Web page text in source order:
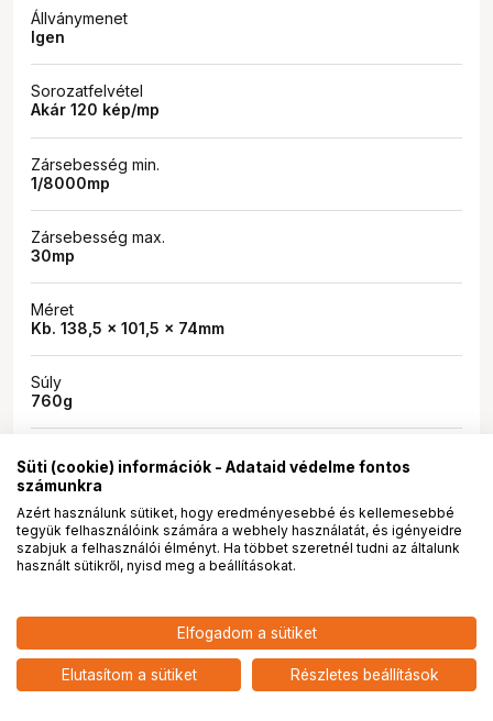
Állványmenet
Igen
Sorozatfelvétel
Akár 120 kép/mp
Zársebesség min.
1/8000mp
Zársebesség max.
30mp
Méret
Kb. 138,5 x 101,5 x 74mm
Súly
760g
1 objektíves szett
Szín
fekete
Kapcsolódó blogbejegyzések
Nikon Z6 III + 24-120mm f/4 S
MILC fényképezőgép szett
add
Süti (cookie) információk - Adataid védelme fontos
számunkra
Azért használunk sütiket, hogy eredményesebbé és kellemesebbé
tegyük felhasználóink számára a webhely használatát, és igényeidre
szabjuk a felhasználói élményt. Ha többet szeretnél tudni az általunk
használt sütikről, nyisd meg a beállításokat.
Elfogadom a sütiket
Elutasítom a sütiket Részletes beállítások